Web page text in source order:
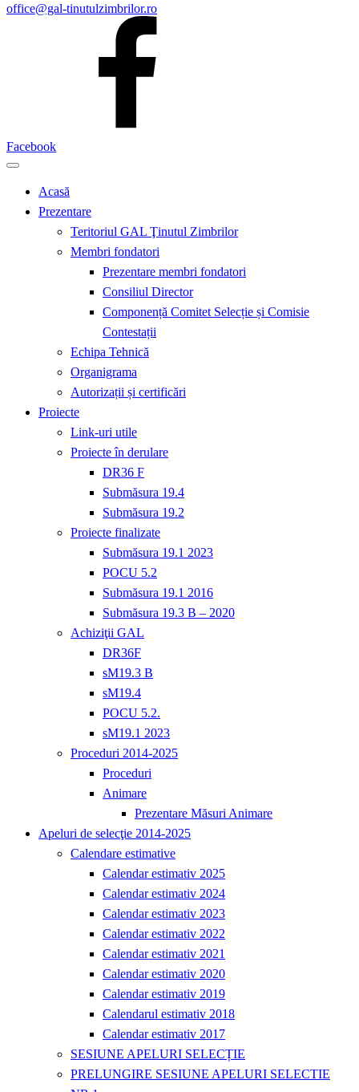
office@gal-tinutulzimbrilor.ro
Facebook
Acasă
Prezentare
Teritoriul GAL Ţinutul Zimbrilor
Membri fondatori
Prezentare membri fondatori
Consiliul Director
Componență Comitet Selecție și Comisie
Contestații
Echipa Tehnică
Organigrama
Autorizații și certificări
Proiecte
Link-uri utile
Proiecte în derulare
DR36 F
Submăsura 19.4
Submăsura 19.2
Proiecte finalizate
Submăsura 19.1 2023
POCU 5.2
Submăsura 19.1 2016
Submăsura 19.3 B – 2020
Achiziţii GAL
DR36F
sM19.3 B
sM19.4
POCU 5.2.
sM19.1 2023
Proceduri 2014-2025
Proceduri
Animare
Prezentare Măsuri Animare
Apeluri de selecţie 2014-2025
Calendare estimative
Calendar estimativ 2025
Calendar estimativ 2024
Calendar estimativ 2023
Calendar estimativ 2022
Calendar estimativ 2021
Calendar estimativ 2020
Calendar estimativ 2019
Calendarul estimativ 2018
Calendar estimativ 2017
SESIUNE APELURI SELECȚIE
PRELUNGIRE SESIUNE APELURI SELECTIE